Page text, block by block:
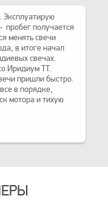
Эксплуатирую
пробег получается
менять свечи
в итоге начал
свечах.
Иридиум TT.
пришли быстро.
в порядке,
мотора и тихую